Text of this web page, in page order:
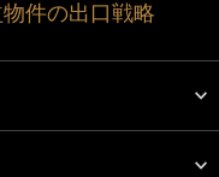
件の出口戦略